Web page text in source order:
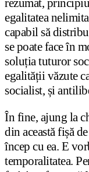
egalitatea
capabil să
se poate face în
soluția tuturor
egalității văzute
socialist, și
În fine, ajung la
din această fișă
încep cu ea. E
temporalitatea.